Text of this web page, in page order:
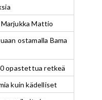
Mattio
ostamalla Bama
opastettua retkeä
kuin kädelliset